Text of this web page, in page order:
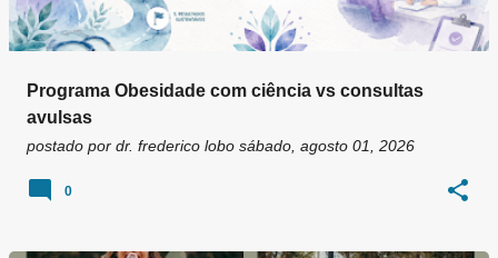
Programa Obesidade com ciência vs consultas
avulsas
postado por dr. frederico lobo sábado, agosto 01, 2026
0